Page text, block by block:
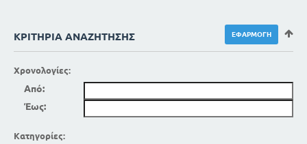
ΚΡΙΤΉΡΙΑ ΑΝΑΖΉΤΗΣΗΣ
Χρονολογίες:
Από:
Έως:
Κατηγορίες: